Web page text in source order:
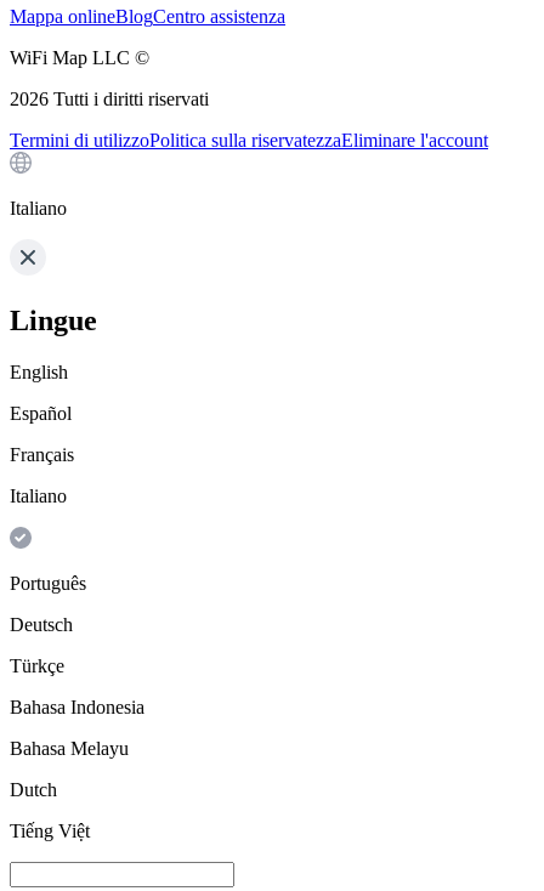
Mappa onlineBlogCentro assistenza
WiFi Map LLC ©
2026 Tutti i diritti riservati
Termini di utilizzoPolitica sulla riservatezzaEliminare l'account
Italiano
Lingue
English
Español
Français
Italiano
Português
Deutsch
Türkçe
Bahasa Indonesia
Bahasa Melayu
Dutch
Tiếng Việt